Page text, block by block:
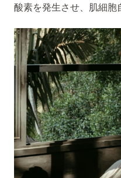
酸素を発生させ、肌細胞